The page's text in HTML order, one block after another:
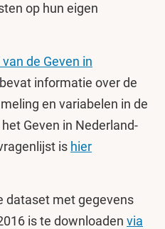
op hun eigen
de Geven in
bevat informatie over de
en variabelen in de
Geven in Nederland-
is hier
dataset met gegevens
is te downloaden via